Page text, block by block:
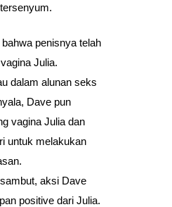
penisnya telah
Julia.
dalam alunan seks
Dave pun
vagina Julia dan
untuk melakukan
aksi Dave
positive dari Julia.